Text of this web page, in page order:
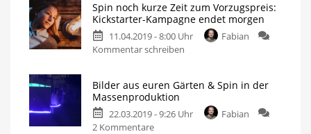
Neuer
Smart
Home
Schalter
mit
Philips
Hue
Spin noch kurze Zeit zum Vorzugspreis:
Kickstarter-Kampagne endet morgen
11.04.2019 - 8:00 Uhr
Fabian
Kommentar schreiben
kurze
zum
Bilder aus euren Gärten & Spin in der
Massenproduktion
22.03.2019 - 9:26 Uhr
Fabian
2 Kommentarezu